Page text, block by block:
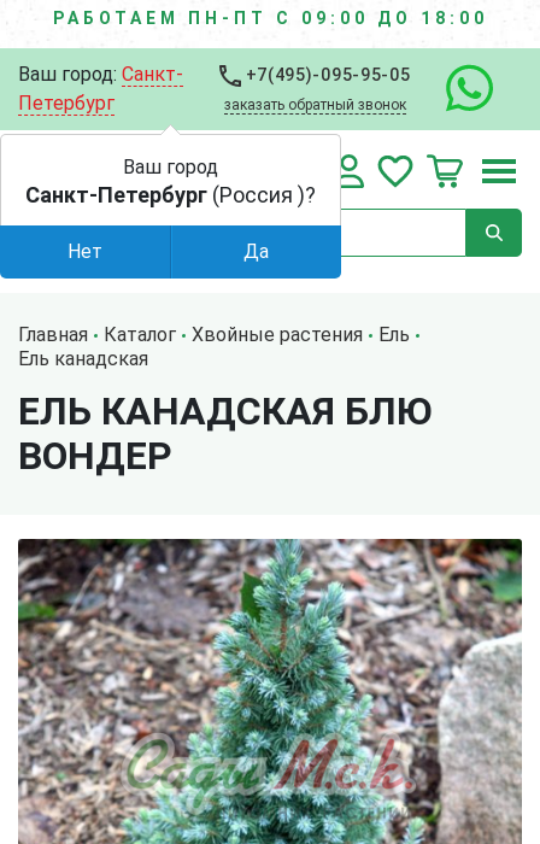
РАБОТАЕМ ПН-ПТ С 09:00 ДО 18:00
Ваш город: Санкт-
Петербург
+7(495)-095-95-05
заказать обратный звонок
Главная Каталог Хвойные растения
Ель
Ель канадская
ЕЛЬ КАНАДСКАЯ БЛЮ
ВОНДЕР
Ваш город
Санкт-Петербург (Россия )?
Нет Да